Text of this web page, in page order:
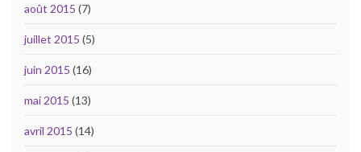
août 2015 (7)
juillet 2015 (5)
juin 2015 (16)
mai 2015 (13)
avril 2015 (14)